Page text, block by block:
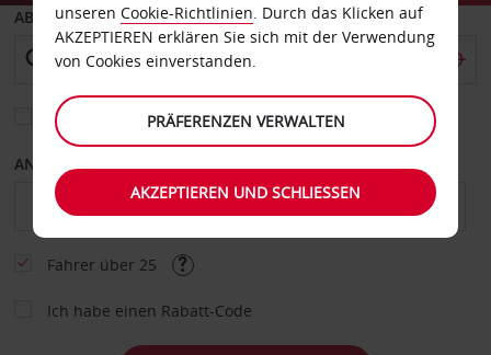
ABHOLEN VON
Eine andere Rückgabestation auswählen
ANFANGSDATUM
Fahrer über 25
Ich habe einen Rabatt-Code
unseren Cookie-Richtlinien. Durch das Klicken auf
AKZEPTIEREN erklären Sie sich mit der Verwendung
von Cookies einverstanden.
PRÄFERENZEN VERWALTEN
AKZEPTIEREN UND SCHLIESSEN